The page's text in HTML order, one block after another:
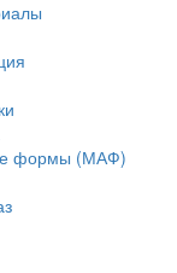
формы (МАФ)